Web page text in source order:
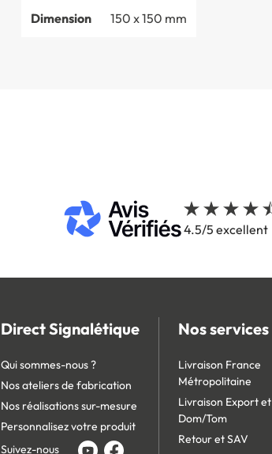
Dimension 150 x 150 mm
4.5/5 excellent
Direct Signalétique
Qui sommes-nous ?
Nos ateliers de fabrication
Nos réalisations sur-mesure
Personnalisez votre produit
Suivez-nous
Nos services
Livraison France
Métropolitaine
Livraison Export et
Dom/Tom
Retour et SAV